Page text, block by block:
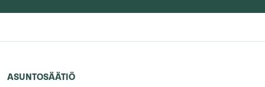
ASUNTOSÄÄTIÖ